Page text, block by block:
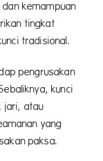
kemampuan
tingkat
tradisional.
pengrusakan
kunci
jari, atau
yang
paksa.